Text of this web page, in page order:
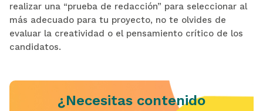
realizar una “prueba de redacción” para seleccionar al
más adecuado para tu proyecto, no te olvides de
evaluar la creatividad o el pensamiento crítico de los
candidatos.
¿Necesitas contenido